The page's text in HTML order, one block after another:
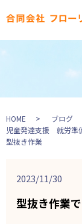
HOME
ブログ
児童発達支援 就労準
型抜き作業
2023/11/30
型抜き作業で